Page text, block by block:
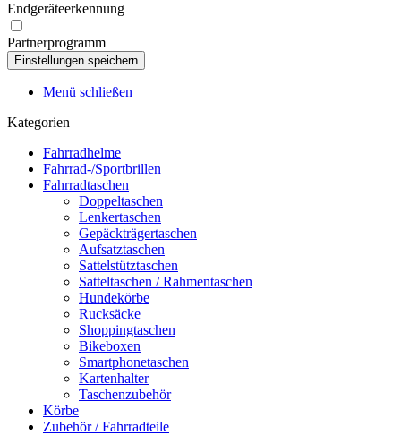
Endgeräteerkennung
Partnerprogramm
Menü schließen
Kategorien
Fahrradhelme
Fahrrad-/Sportbrillen
Fahrradtaschen
Doppeltaschen
Lenkertaschen
Gepäckträgertaschen
Aufsatztaschen
Sattelstütztaschen
Satteltaschen / Rahmentaschen
Hundekörbe
Rucksäcke
Shoppingtaschen
Bikeboxen
Smartphonetaschen
Kartenhalter
Taschenzubehör
Körbe
Zubehör / Fahrradteile